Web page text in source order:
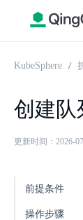
KubeSphere
创建队
更新时间：2026-
前提条件
操作步骤